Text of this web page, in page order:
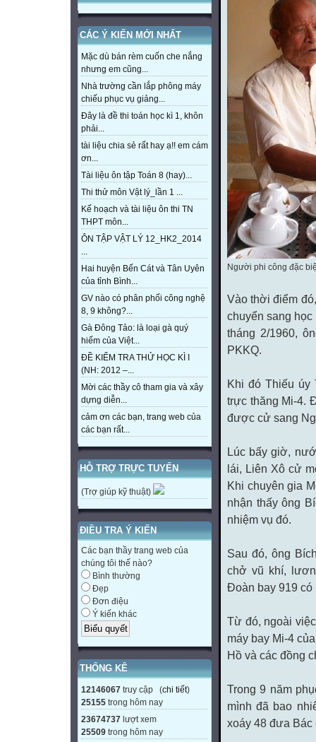
CÁC Ý KIẾN MỚI NHẤT
Mặc dù bán rèm cuốn che nắng
nhưng em cũng...
Nhà trường cần lắp phông máy
chiếu phục vụ giảng...
Đây là đề thi toán học kì 1, khôn
phải...
tài liệu chia sẻ rất hay ạ!! em cám
ơn...
Tài liệu ôn tập Toán 8 (hay)...
Thi thử môn Vật lý_lần 1 ...
Kế hoạch và tài liệu ôn thi TN
THPT môn...
ÔN TẬP VẬT LÝ 12_HK2_2014
...
Hai huyện Bến Cát và Tân Uyên
của tỉnh Bình...
GV nào có phân phối công nghệ
8, 9 không?...
Gà Đông Tảo: là loại gà quý
hiếm của Việt...
ĐỀ KIỂM TRA THỬ HỌC KÌ I
(NH: 2012 –...
Mời các thầy cô tham gia và xây
dựng diễn...
cảm ơn các bạn, trang web của
các bạn rất...
HỖ TRỢ TRỰC TUYẾN
(Trợ giúp kỹ thuật)
ĐIỀU TRA Ý KIẾN
Các bạn thầy trang web của
chúng tôi thế nào?
Bình thường
Đẹp
Đơn điệu
Ý kiến khác
THỐNG KÊ
12146067 truy cập (chi tiết)
25155 trong hôm nay
23674737 lượt xem
25509 trong hôm nay
Người phi công đặc
Vào thời điểm
chuyển sang
tháng 2/1960,
PKKQ.
Khi đó Thiếu úy
trực thăng Mi-4.
được cử sang
Lúc bấy giờ,
lái, Liên Xô cử
Khi chuyên gia
nhận thấy ông
nhiệm vụ đó.
Sau đó, ông
chở vũ khí,
Đoàn bay 919 có
Từ đó, ngoài
máy bay Mi-4
Hồ và các đồng
Trong 9 năm
mình đã bao
xoáy 48 đưa Bác